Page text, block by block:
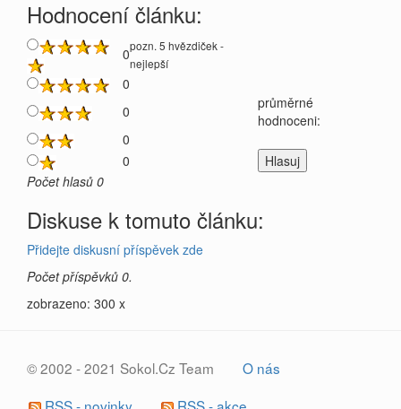
Hodnocení článku:
0pozn. 5 hvězdiček -
nejlepší
0
0
průměrné
hodnoceni:
0
0
Počet hlasů 0
Diskuse k tomuto článku:
Přidejte diskusní příspěvek zde
Počet příspěvků 0.
zobrazeno: 300 x
© 2002 - 2021 Sokol.Cz Team
O nás